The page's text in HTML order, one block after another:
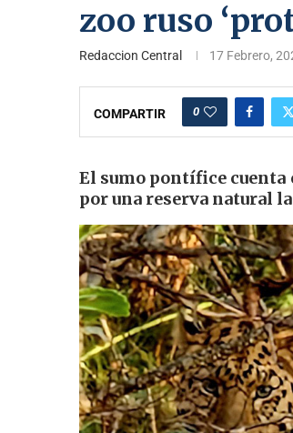
zoo ruso
Redaccion Central 17 Febrero,
COMPARTIR 0
El sumo pontífice cuenta
por una reserva natural